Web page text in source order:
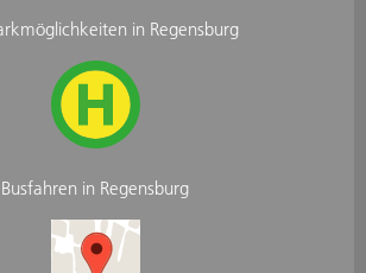
in Regensburg
Busfahren in Regensburg